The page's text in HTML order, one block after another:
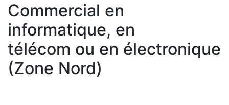
Commercial en
informatique, en
télécom ou en électronique
(Zone Nord)